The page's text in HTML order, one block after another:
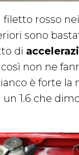
filetto rosso
sono
di
non ne
è forte
1.6 che